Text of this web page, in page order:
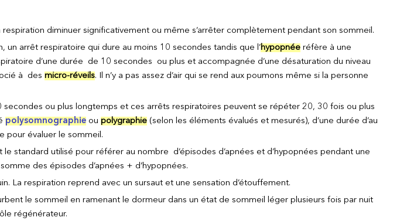
respiration diminuer significativement ou même s’arrêter complètement pendant son sommeil.
un arrêt respiratoire qui dure au moins 10 secondes tandis que l’hypopnéeréfère à une
d’une durée de 10 secondes ou plus et accompagnée d’une désaturation du niveau
à des micro-réveils. Il n’y a pas assez d’air qui se rend aux poumons même si la personne
ou plus longtemps et ces arrêts respiratoires peuvent se répéter 20, 30 fois ou plus
polysomnographieou polygraphie(selon les éléments évalués et mesurés), d’une durée d’au
pour évaluer le sommeil.
le standard utilisé pour référer au nombre d’épisodes d’apnées et d’hypopnées pendant une
des épisodes d’apnées + d’hypopnées.
La respiration reprend avec un sursaut et une sensation d’étouffement.
le sommeil en ramenant le dormeur dans un état de sommeil léger plusieurs fois par nuit
régénérateur.